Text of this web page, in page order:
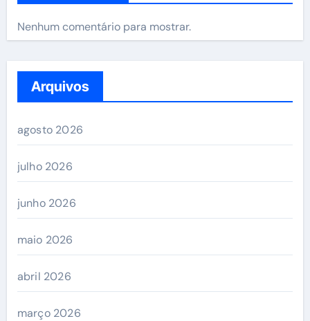
Nenhum comentário para mostrar.
Arquivos
agosto 2026
julho 2026
junho 2026
maio 2026
abril 2026
março 2026